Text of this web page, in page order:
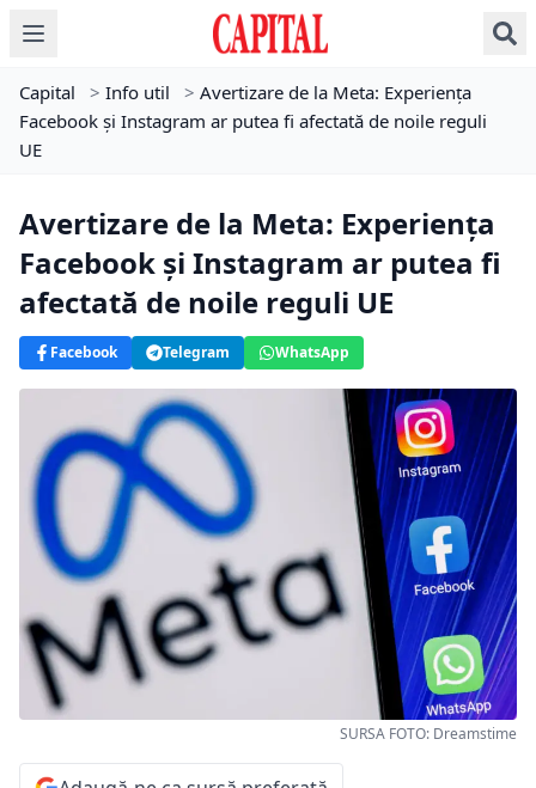
Capital > Info util > Avertizare de la Meta: Experiența
Facebook și Instagram ar putea fi afectată de noile reguli
UE
Avertizare de la Meta: Experiența
Facebook și Instagram ar putea fi
afectată de noile reguli UE
Facebook Telegram WhatsApp
SURSA FOTO: Dreamstime